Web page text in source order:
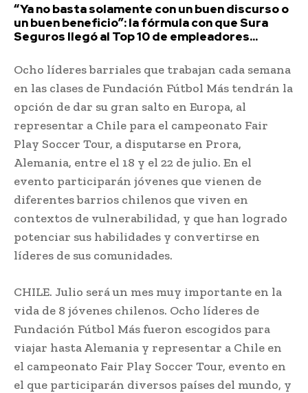
“Ya no basta solamente con un buen discurso o
un buen beneficio”: la fórmula con que Sura
Seguros llegó al Top 10 de empleadores...
Ocho líderes barriales que trabajan cada semana
en las clases de Fundación Fútbol Más tendrán la
opción de dar su gran salto en Europa, al
representar a Chile para el campeonato Fair
Play Soccer Tour, a disputarse en Prora,
Alemania, entre el 18 y el 22 de julio. En el
evento participarán jóvenes que vienen de
diferentes barrios chilenos que viven en
contextos de vulnerabilidad, y que han logrado
potenciar sus habilidades y convertirse en
líderes de sus comunidades.
CHILE. Julio será un mes muy importante en la
vida de 8 jóvenes chilenos. Ocho líderes de
Fundación Fútbol Más fueron escogidos para
viajar hasta Alemania y representar a Chile en
el campeonato Fair Play Soccer Tour, evento en
el que participarán diversos países del mundo, y